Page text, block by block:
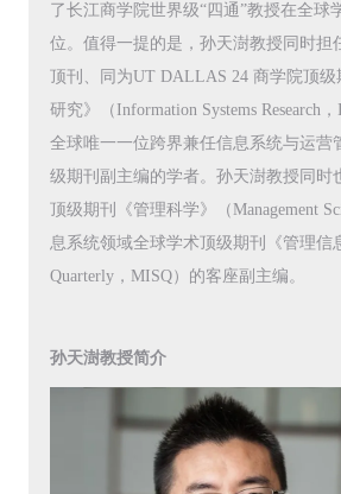
了长江商学院世界级“四通”教授在全球
位。值得一提的是，孙天澍教授同时担
顶刊、同为UT DALLAS 24 商学院顶
研究》（Information Systems Research
全球唯一一位跨界兼任信息系统与运营
级期刊副主编的学者。孙天澍教授同时
顶级期刊《管理科学》（Management
息系统领域全球学术顶级期刊《管理信
Quarterly，MISQ）的客座副主编。
孙天澍教授简介